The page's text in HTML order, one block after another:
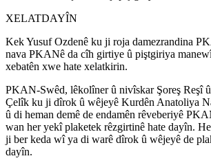
XELATDAYÎN
Kek Yusuf Ozdenê ku ji roja damezrandina
nava PKANê da cîh girtiye û piştgiriya
xebatên xwe hate xelatkirin.
PKAN-Swêd, lêkolîner û nivîskar Şoreş Reşî
Çelîk ku ji dîrok û wêjeyê Kurdên Anatoliya
û di heman demê de endamên rêveberiyê
wan her yekî plaketek rêzgirtinê hate dayîn.
ji ber keda wî ya di warê dîrok û wêjeyê de
dayîn.